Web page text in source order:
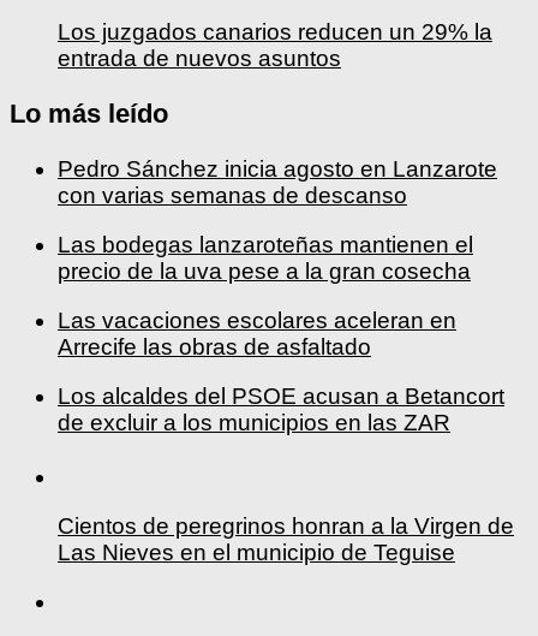
Los juzgados canarios reducen un 29% la
entrada de nuevos asuntos
Lo más leído
Pedro Sánchez inicia agosto en Lanzarote
con varias semanas de descanso
Las bodegas lanzaroteñas mantienen el
precio de la uva pese a la gran cosecha
Las vacaciones escolares aceleran en
Arrecife las obras de asfaltado
Los alcaldes del PSOE acusan a Betancort
de excluir a los municipios en las ZAR
Cientos de peregrinos honran a la Virgen de
Las Nieves en el municipio de Teguise